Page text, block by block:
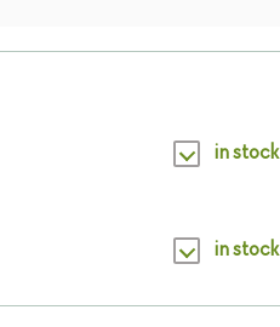
in stock
in stock